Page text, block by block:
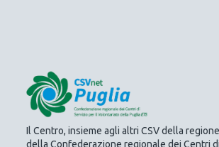
Il Centro, insieme agli altri CSV della
della Confederazione regionale dei Centri